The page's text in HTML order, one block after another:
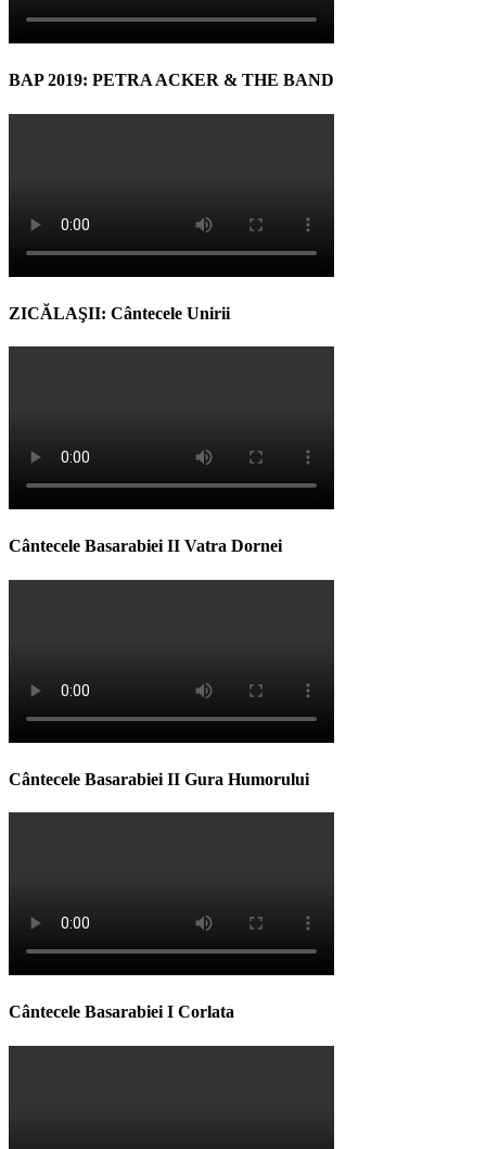
BAP 2019: PETRA ACKER & THE BAND
ZICĂLAŞII: Cântecele Unirii
Cântecele Basarabiei II Vatra Dornei
Cântecele Basarabiei II Gura Humorului
Cântecele Basarabiei I Corlata